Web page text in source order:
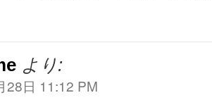
より:
28日 11:12 PM